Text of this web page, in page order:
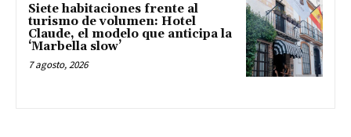
Siete habitaciones frente al
turismo de volumen: Hotel
Claude, el modelo que anticipa la
‘Marbella slow’
7 agosto, 2026